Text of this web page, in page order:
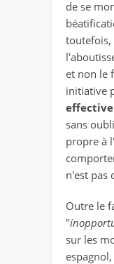
de se
toutefois,
et non le
initiative
sans
propre à
n'est pas
Outre le
"
sur les